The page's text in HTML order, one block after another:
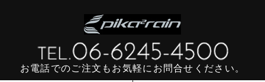
お電話でのご注文もお気軽にお問合せください。